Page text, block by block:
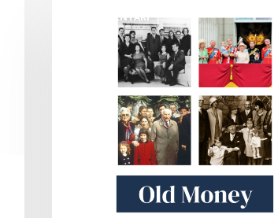
DOKUMENTARI